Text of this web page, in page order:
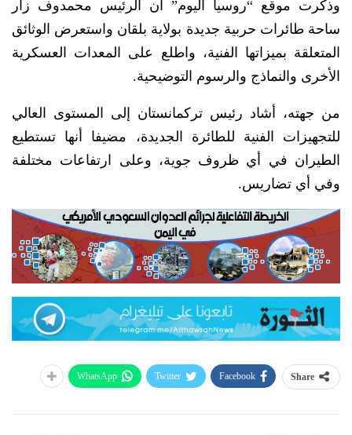
وذكرت موقع “روسيا اليوم” أن الرئيس محمدوف زار
ساحة طائرات حربية جديدة بولاية بلقان واستعرض الوثائق
المتعلقة بميزاتها الفنية، واطلع على المعدات العسكرية
الأخرى والنماذج والرسوم التوضيحية.
من جهته، أشاد رئيس تركمانستان إلى المستوى العالي
للتجهيزات الفنية للطائرة الجديدة، مضيفا أنها تستطيع
الطيران في أي ظروف جوية، وعلى ارتفاعات مختلفة
وفي أي تضاريس.
Share
Facebook
Twitter
WhatsApp